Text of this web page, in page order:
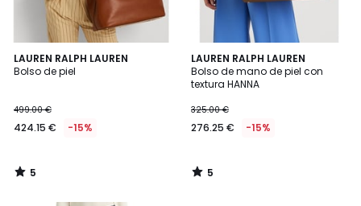
LAUREN RALPH LAUREN
Bolso de piel
499.00 €
424.15 € -15%
5
/
5
/
LAUREN RALPH LAUREN
Bolso de mano de piel con
textura HANNA
325.00 €
276.25 € -15%
5
/
5
5
/